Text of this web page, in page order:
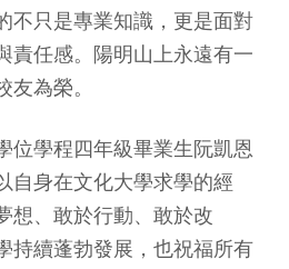
不只是專業知識，更是面對
責任感。陽明山上永遠有一
友為榮。
位學程四年級畢業生阮凱恩
自身在文化大學求學的經
想、敢於行動、敢於改
持續蓬勃發展，也祝福所有